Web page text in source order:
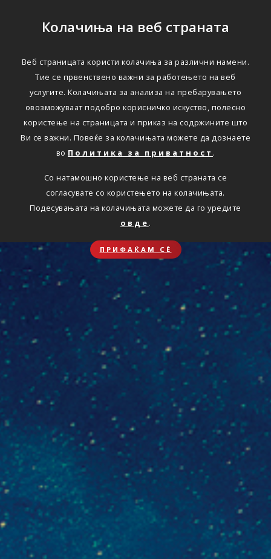
Колачиња на веб страната
Веб страницата користи колачиња за различни намени.
Тие се првенствено важни за работењето на веб
услугите. Колачињата за анализа на пребарувањето
овозможуваат подобро корисничко искуство, полесно
користење на страницата и приказ на содржините што
Ви се важни. Повеќе за колачињата можете да дознаете
во Политика за приватност .
Со натамошно користење на веб страната се
согласувате со користењето на колачињата.
Подесувањата на колачињата можете да го уредите
овде .
ПРИФАЌАМ СЀ